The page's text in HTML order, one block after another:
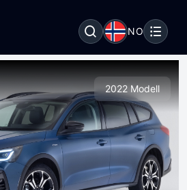
NO
2022 Modell